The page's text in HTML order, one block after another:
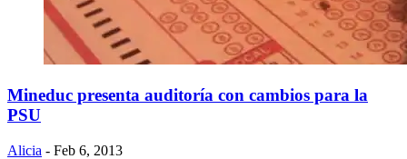
Mineduc presenta auditoría con cambios para la
PSU
Alicia - Feb 6, 2013